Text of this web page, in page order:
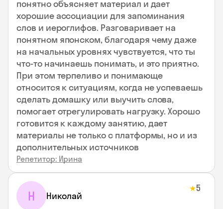
понятно объясняет материал и дает
хорошие ассоциации для запоминания
слов и иероглифов. Разговаривает на
понятном японском, благодаря чему даже
на начальных уровнях чувствуется, что ты
что-то начинаешь понимать, и это приятно.
При этом терпеливо и понимающе
относится к ситуациям, когда не успеваешь
сделать домашку или выучить слова,
помогает отрегулировать нагрузку. Хорошо
готовится к каждому занятию, дает
материалы не только с платформы, но и из
дополнительных источников
Репетитор: Ирина
Н Николай
★5